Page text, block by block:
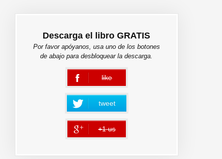
Descarga el libro GRATIS
Por favor apóyanos, usa uno de los botones
de abajo para desbloquear la descarga.
like
error
tweet
+1 us
error